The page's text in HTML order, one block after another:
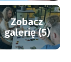
Zobacz
galerię (5)